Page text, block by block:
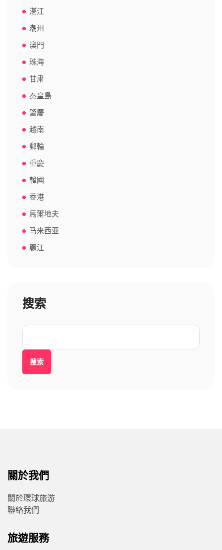
湛江
潮州
澳門
珠海
甘肃
秦皇島
肇慶
越南
郵輪
重慶
韓國
香港
馬爾地夫
马来西亚
麗江
搜索
搜索
關於我們
關於環球旅游
聯絡我們
旅遊服務